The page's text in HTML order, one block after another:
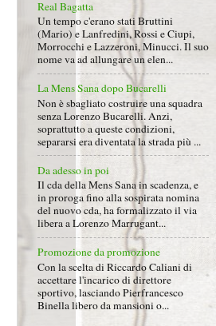
Real Bagatta
Un tempo c'erano stati Bruttini
(Mario) e Lanfredini, Rossi e Ciupi,
Morrocchi e Lazzeroni, Minucci. Il suo
nome va ad allungare un elen...
La Mens Sana dopo Bucarelli
Non è sbagliato costruire una squadra
senza Lorenzo Bucarelli. Anzi,
soprattutto a queste condizioni,
separarsi era diventata la strada più ...
Da adesso in poi
Il cda della Mens Sana in scadenza, e
in proroga fino alla sospirata nomina
del nuovo cda, ha formalizzato il via
libera a Lorenzo Marrugant...
Promozione da promozione
Con la scelta di Riccardo Caliani di
accettare l'incarico di direttore
sportivo, lasciando Pierfrancesco
Binella libero da mansioni o...